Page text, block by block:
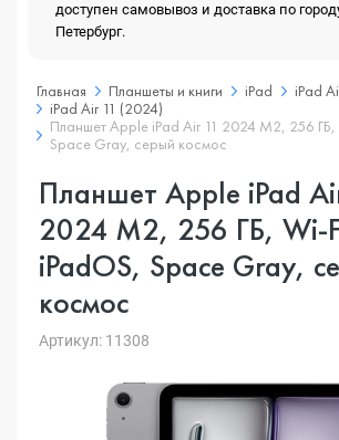
доступен самовывоз и доставка по
Петербург.
Главная Планшеты и книги iPad
iPad
iPad Air 11 (2024)
Планшет Apple iPad Air 11 2024 M2, 256 ГБ,
Space Gray, серый космос
Планшет Apple iPad
2024 M2, 256 ГБ, Wi-
iPadOS, Space Gray,
космос
Артикул: 11308